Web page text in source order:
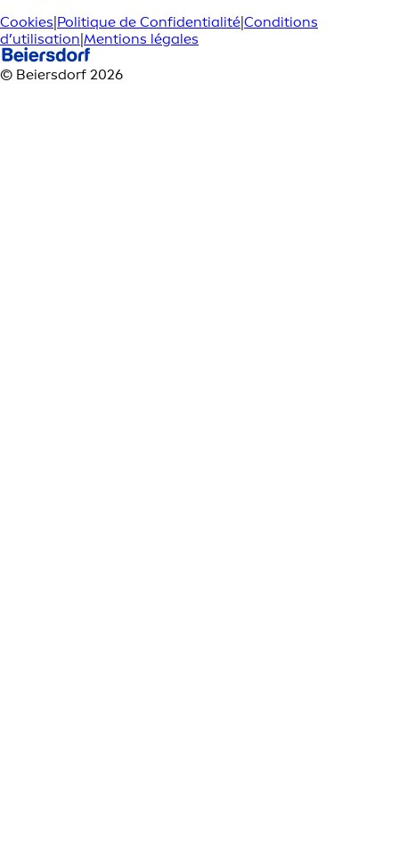
Cookies|Politique de Confidentialité|Conditions
d’utilisation|Mentions légales
© Beiersdorf 2026